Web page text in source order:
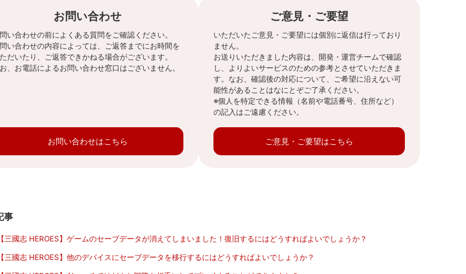
お問い合わせ
い合わせの前によくある質問をご確認ください。
い合わせの内容によっては、ご返答までにお時間を
だいたり、ご返答できかねる場合がございます。
、お電話によるお問い合わせ窓口はございません。
お問い合わせはこちら
ご意見・ご要望
いただいたご意見・ご要望には個別に返信は行っており
ません。
お送りいただきました内容は、開発・運営チームで確認
し、よりよいサービスのための参考とさせていただきま
す。なお、確認後の対応について、ご希望に沿えない可
能性があることはなにとぞご了承ください。
※個人を特定できる情報（名前や電話番号、住所など）
の記入はご遠慮ください。
ご意見・ご要望はこちら
事
【三國志 HEROES】ゲームのセーブデータが消えてしまいました！復旧するにはどうすればよいでしょうか？
【三國志 HEROES】他のデバイスにセーブデータを移行するにはどうすればよいでしょうか？